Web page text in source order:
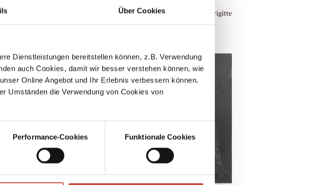
Über Cookies
Dienstleistungen bereitstellen können, z.B. Verwendung
auch Cookies, damit wir besser verstehen können, wie
Online Angebot und Ihr Erlebnis verbessern können.
Umständen die Verwendung von Cookies von
Performance-Cookies Funktionale Cookies
und Her, und fährt
die Lehrerin
4 in eine
0,8
mit dem Titel
Seiten.
manche auch
Dichters
Sie schreibt:
riecht man das
verteilt Bleistifte und
Kleine »Ende«,
gibt einen
Diogenes die deutsche Übersetzung von Brigitte
Große unter dem Titel Das Buch der